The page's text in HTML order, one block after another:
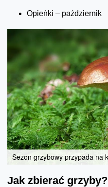
Opieńki – październik
Sezon grzybowy przypada na
Jak zbierać grzyby?